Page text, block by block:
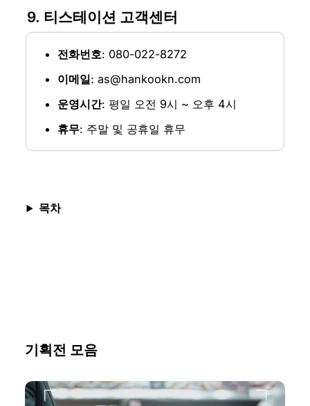
9. 티스테이션 고객센터
전화번호: 080-022-8272
이메일: as@hankookn.com
운영시간: 평일 오전 9시 ~ 오후 4시
휴무: 주말 및 공휴일 휴무
목차
기획전 모음